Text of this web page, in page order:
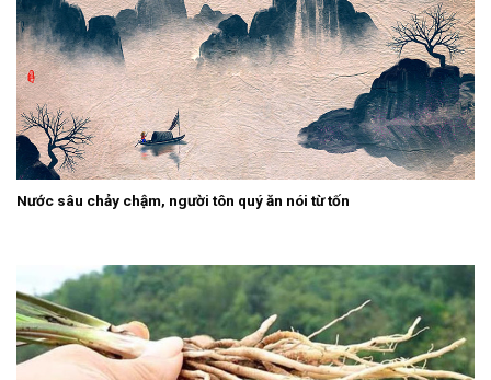
Nước sâu chảy chậm, người tôn quý ăn nói từ tốn